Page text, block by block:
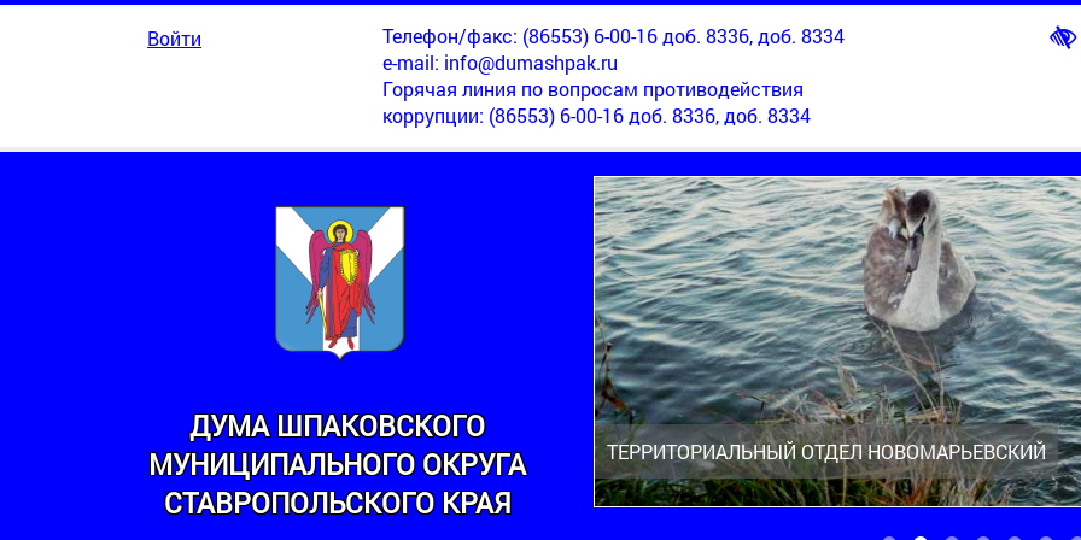
Войти
Телефон/факс: (86553) 6-00-16 доб. 8336, доб. 8334
e-mail: info@dumashpak.ru
Горячая линия по вопросам противодействия
коррупции: (86553) 6-00-16 доб. 8336, доб. 8334
ДУМА ШПАКОВСКОГО
МУНИЦИПАЛЬНОГО ОКРУГА
СТАВРОПОЛЬСКОГО КРАЯ
ТЕРРИТОРИАЛЬНЫЙ ОТДЕЛ НОВОМАРЬЕВСКИЙ